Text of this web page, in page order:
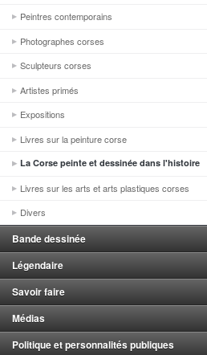
Peintres contemporains
Photographes corses
Sculpteurs corses
Artistes primés
Expositions
Livres sur la peinture corse
La Corse peinte et dessinée dans l'histoire
Livres sur les arts et arts plastiques corses
Divers
Bande dessinée
Légendaire
Savoir faire
Médias
Politique et personnalités publiques